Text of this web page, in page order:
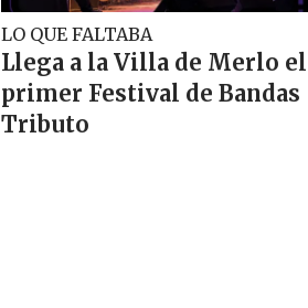
LO QUE FALTABA
Llega a la Villa de Merlo el
primer Festival de Bandas
Tributo